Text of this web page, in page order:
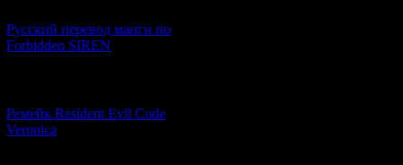
Русский перевод манги по
Forbidden SIREN
Ремейк Resident Evil Code
Veronica